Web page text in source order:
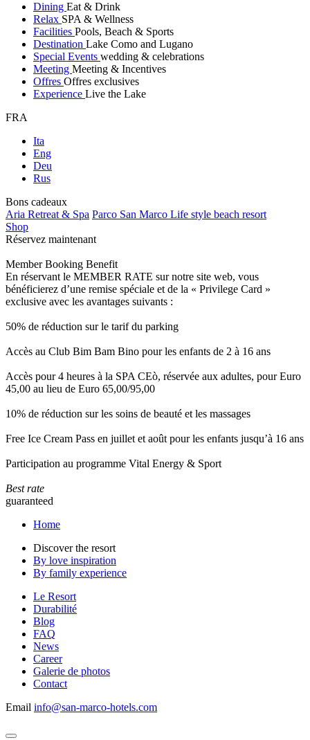
Dining Eat & Drink
Relax SPA & Wellness
Facilities Pools, Beach & Sports
Destination Lake Como and Lugano
Special Events wedding & celebrations
Meeting Meeting & Incentives
Offres Offres exclusives
Experience Live the Lake
FRA
Ita
Eng
Deu
Rus
Bons cadeaux
Aria Retreat & Spa Parco San Marco Life style beach resort
Shop
Réservez maintenant
Member Booking Benefit
En réservant le MEMBER RATE sur notre site web, vous
bénéficierez d’une remise spéciale et de la « Privilege Card »
exclusive avec les avantages suivants :
50% de réduction sur le tarif du parking
Accès au Club Bim Bam Bino pour les enfants de 2 à 16 ans
Accès pour 4 heures à la SPA CEò, réservée aux adultes, pour Euro
45,00 au lieu de Euro 65,00/95,00
10% de réduction sur les soins de beauté et les massages
Free Ice Cream Pass en juillet et août pour les enfants jusqu’à 16 ans
Participation au programme Vital Energy & Sport
Best rate
guaranteed
Home
Discover the resort
By love inspiration
By family experience
Le Resort
Durabilité
Blog
FAQ
News
Career
Galerie de photos
Contact
Email info@san-marco-hotels.com